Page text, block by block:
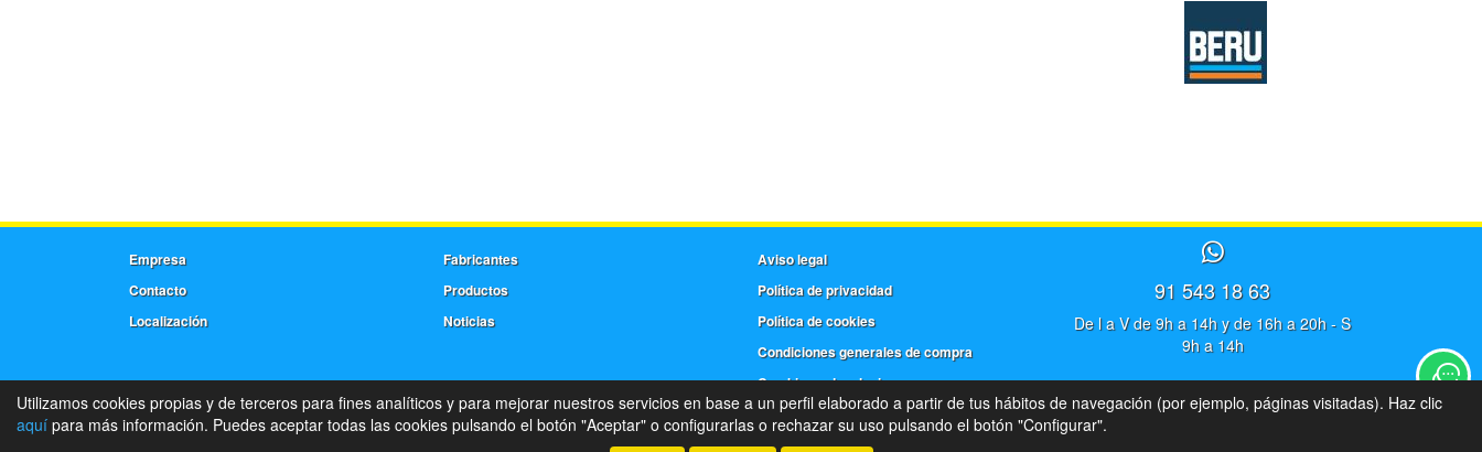
Empresa
Contacto
Localización
Fabricantes
Productos
Noticias
Aviso legal
Política de privacidad
Política de cookies
Condiciones generales de compra
Cambios y devoluciones
91 543 18 63
De l a V de 9h a 14h y de 16h a 20h - S
9h a 14h
Frera- 2026 -Tienda online de recambios de Gira
Utilizamos cookies propias y de terceros para fines analíticos y para mejorar nuestros servicios en base a un perfil elaborado a partir de tus hábitos de navegación (por ejemplo, páginas visitadas). Haz clic
aquí para más información. Puedes aceptar todas las cookies pulsando el botón "Aceptar" o configurarlas o rechazar su uso pulsando el botón "Configurar".